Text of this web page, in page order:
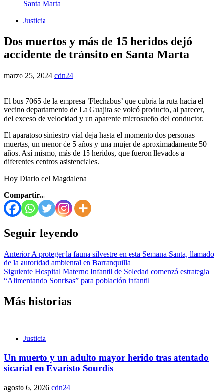
Santa Marta
Justicia
Dos muertos y más de 15 heridos dejó
accidente de tránsito en Santa Marta
marzo 25, 2024 cdn24
El bus 7065 de la empresa ‘Flechabus’ que cubría la ruta hacia el
vecino departamento de La Guajira se volcó producto, al parecer,
del exceso de velocidad y un aparente microsueño del conductor.
El aparatoso siniestro vial deja hasta el momento dos personas
muertas, un menor de 5 años y una mujer de aproximadamente 50
años. Así mismo, más de 15 heridos, que fueron llevados a
diferentes centros asistenciales.
Hoy Diario del Magdalena
Compartir...
Seguir leyendo
AnteriorA proteger la fauna silvestre en esta Semana Santa, llamado
de la autoridad ambiental en Barranquilla
Siguiente Hospital Materno Infantil de Soledad comenzó estrategia
“Alimentando Sonrisas” para población infantil
Más historias
Justicia
Un muerto y un adulto mayor herido tras atentado
sicarial en Evaristo Sourdis
agosto 6, 2026 cdn24